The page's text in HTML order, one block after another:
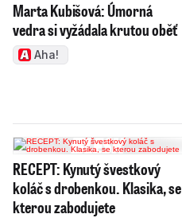
Marta Kubišová: Úmorná
vedra si vyžádala krutou oběť
Aha!
RECEPT: Kynutý švestkový
koláč s drobenkou. Klasika, se
kterou zabodujete